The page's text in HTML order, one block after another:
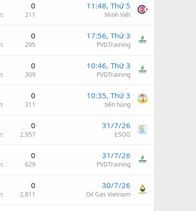
0
211
11:48, Thứ 5
Minh Việt
0
295
17:56, Thứ 3
PVDTraining
0
309
10:46, Thứ 3
PVDTraining
0
311
10:35, Thứ 3
tiến hùng
0
2,957
31/7/26
ESOG
0
629
31/7/26
PVDTraining
0
2,811
30/7/26
Oil Gas Vietnam